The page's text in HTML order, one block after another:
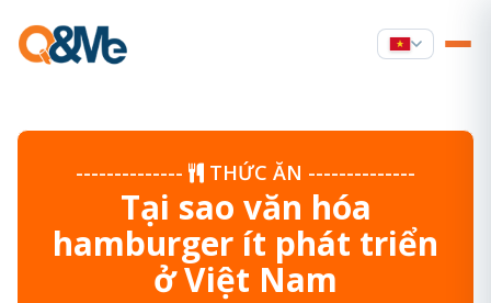
-------------- THỨC ĂN --------------
Tại sao văn hóa
hamburger ít phát triển
ở Việt Nam